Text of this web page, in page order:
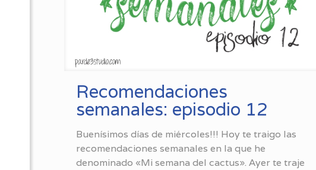
Recomendaciones
semanales: episodio 12
Buenísimos días de miércoles!!! Hoy te traigo las
recomendaciones semanales en la que he
denominado «Mi semana del cactus». Ayer te traje